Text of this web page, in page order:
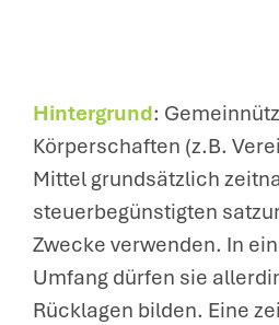
Hintergrund:
Körperschaften (z.B.
Mittel grundsätzlich
steuerbegünstigten
Zwecke verwenden. In
Umfang dürfen sie
Rücklagen bilden. Eine